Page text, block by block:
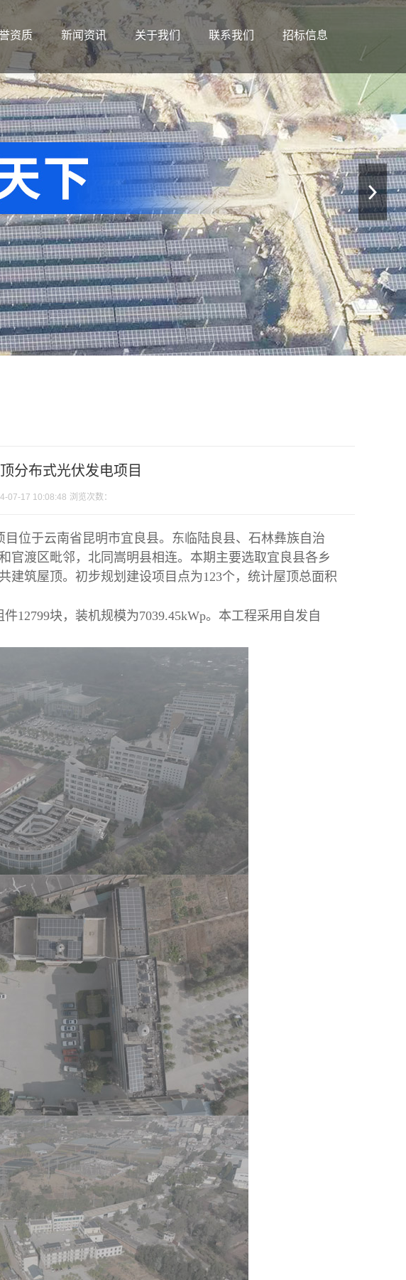
资质 新闻资讯 关于我们 联系我们 招标信息
分布式光伏发电项目
07-17 10:08:48 浏览次数：
位于云南省昆明市宜良县。东临陆良县、石林彝族自治
官渡区毗邻，北同嵩明县相连。本期主要选取宜良县各乡
建筑屋顶。初步规划建设项目点为123个，统计屋顶总面积
12799块，装机规模为7039.45kWp。本工程采用自发自